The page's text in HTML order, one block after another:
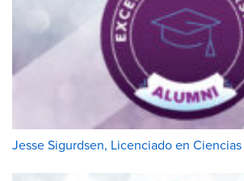
Jesse Sigurdsen, Licenciado en